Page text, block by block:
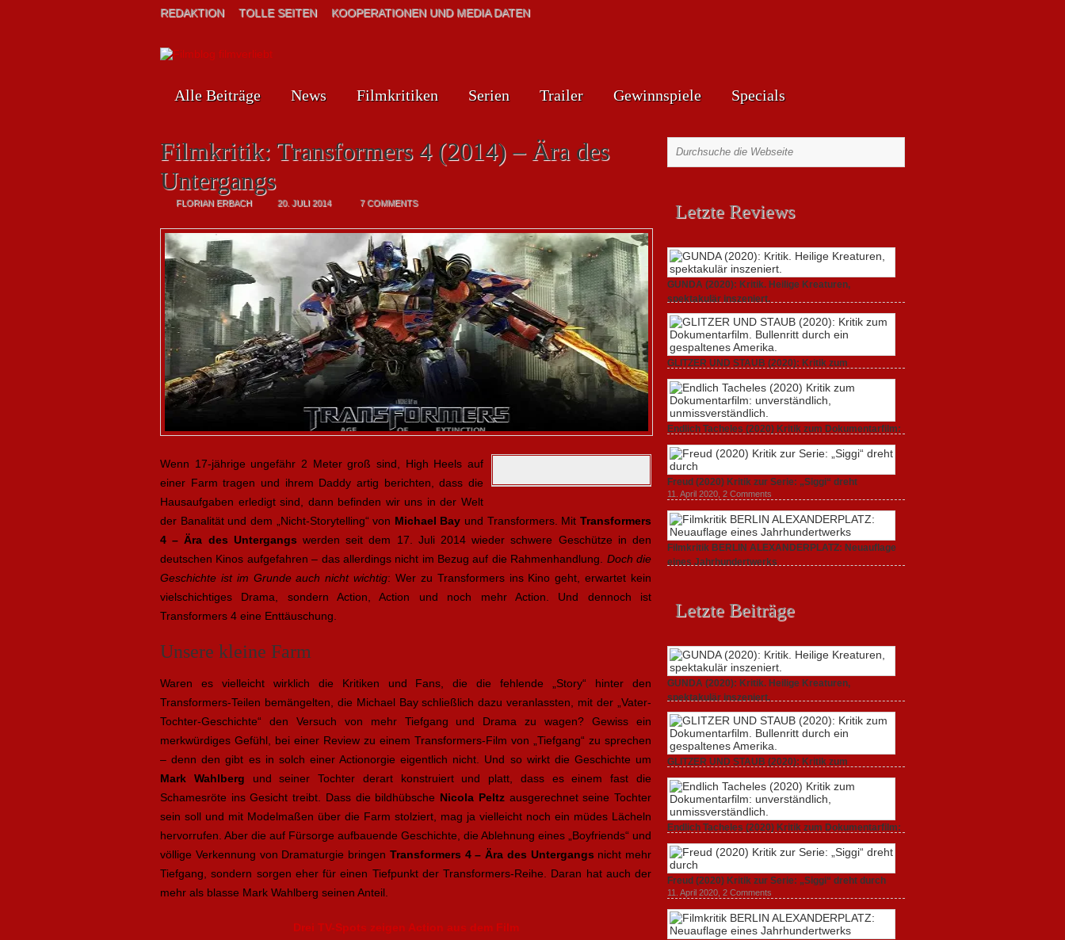
REDAKTION TOLLE SEITEN KOOPERATIONEN UND MEDIA DATEN
Alle Beiträge News Filmkritiken Serien Trailer Gewinnspiele Specials
Filmkritik: Transformers 4 (2014) – Ära des
Untergangs
FLORIAN ERBACH 20. JULI 2014 7 COMMENTS
Wenn 17-jährige ungefähr 2 Meter groß sind, High Heels auf
einer Farm tragen und ihrem Daddy artig berichten, dass die
Hausaufgaben erledigt sind, dann befinden wir uns in der Welt
der Banalität und dem „Nicht-Storytelling“ von Michael Bay und Transformers. MitTransformers
4 – Ära des Untergangs werden seit dem 17. Juli 2014 wieder schwere Geschütze in den
deutschen Kinos aufgefahren – das allerdings nicht im Bezug auf die Rahmenhandlung. Doch die
Geschichte ist im Grunde auch nicht wichtig: Wer zu Transformers ins Kino geht, erwartet kein
vielschichtiges Drama, sondern Action, Action und noch mehr Action. Und dennoch ist
Transformers 4 eine Enttäuschung.
Unsere kleine Farm
Waren es vielleicht wirklich die Kritiken und Fans, die die fehlende „Story“ hinter den
Transformers-Teilen bemängelten, die Michael Bay schließlich dazu veranlassten, mit der „Vater-
Tochter-Geschichte“ den Versuch von mehr Tiefgang und Drama zu wagen? Gewiss ein
merkwürdiges Gefühl, bei einer Review zu einem Transformers-Film von „Tiefgang“ zu sprechen
– denn den gibt es in solch einer Actionorgie eigentlich nicht. Und so wirkt die Geschichte um
Mark Wahlberg und seiner Tochter derart konstruiert und platt, dass es einem fast die
Schamesröte ins Gesicht treibt. Dass die bildhübsche Nicola Peltzausgerechnet seine Tochter
sein soll und mit Modelmaßen über die Farm stolziert, mag ja vielleicht noch ein müdes Lächeln
hervorrufen. Aber die auf Fürsorge aufbauende Geschichte, die Ablehnung eines „Boyfriends“ und
völlige Verkennung von Dramaturgie bringen Transformers 4 – Ära des Untergangs nicht mehr
Tiefgang, sondern sorgen eher für einen Tiefpunkt der Transformers-Reihe. Daran hat auch der
mehr als blasse Mark Wahlberg seinen Anteil.
Drei TV-Spots zeigen Action aus dem Film
Letzte Reviews
GUNDA (2020): Kritik. Heilige Kreaturen,
spektakulär inszeniert.
GLITZER UND STAUB (2020): Kritik zum
Dokumentarfilm.
3. Oktober 2020,2 Comments
Endlich Tacheles (2020) Kritik zum Dokumentarfilm:
unverständlich,
19. Mai 2020,0 Comments
Freud (2020) Kritik zur Serie: „Siggi“ dreht
11. April 2020, 2 Comments
Filmkritik BERLIN ALEXANDERPLATZ: Neuauflage
eines Jahrhundertwerks
Letzte Beiträge
GUNDA (2020): Kritik. Heilige Kreaturen,
spektakulär inszeniert.
GLITZER UND STAUB (2020): Kritik zum
Dokumentarfilm. Bullenritt durch ein gespaltenes
Amerika.
3. Oktober 2020,2 Comments
Endlich Tacheles (2020) Kritik zum Dokumentarfilm:
unverständlich, unmissverständlich.
19. Mai 2020,0 Comments
Freud (2020) Kritik zur Serie: „Siggi“ dreht durch
11. April 2020, 2 Comments